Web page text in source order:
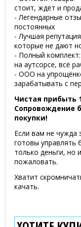
стоит, ждёт и
- Легендарные
постоянных
- Лучшая
которые не дают
- Полный
на аутсорсе, всё
- ООО на
зарабатывать с
Чистая прибыть
Сопровождение
покупки!
Если вам не чужда
готовы управлять
только деньги, но
пожаловать.
Хватит
качать.